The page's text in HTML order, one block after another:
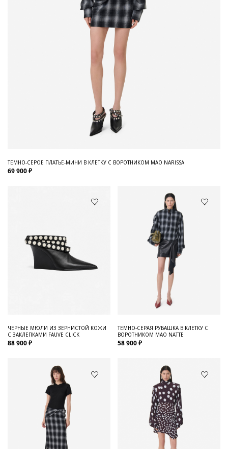
ТЕМНО-СЕРОЕ ПЛАТЬЕ-МИНИ В КЛЕТКУ С ВОРОТНИКОМ МАО NARISSA
69 900 ₽
ЧЕРНЫЕ МЮЛИ ИЗ ЗЕРНИСТОЙ КОЖИ
С ЗАКЛЕПКАМИ FAUVE CLICK
88 900 ₽
ТЕМНО-СЕРАЯ РУБАШКА В КЛЕТКУ С
ВОРОТНИКОМ МАО NATTE
58 900 ₽